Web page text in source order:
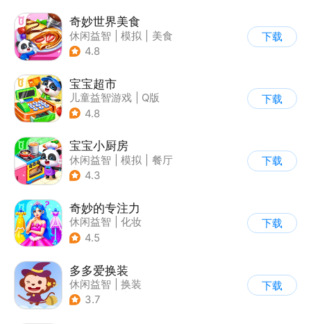
奇妙世界美食
休闲益智 模拟
美食
| 宝宝巴士
4.8
下载
宝宝超市
儿童益智游戏
Q版
4.8
下载
宝宝小厨房
休闲益智 模拟
餐厅
| 宝宝巴士
4.3
下载
奇妙的专注力
休闲益智
化妆
| 宝宝巴士
4.5
下载
多多爱换装
休闲益智
换装
| 儿童游戏
3.7
下载